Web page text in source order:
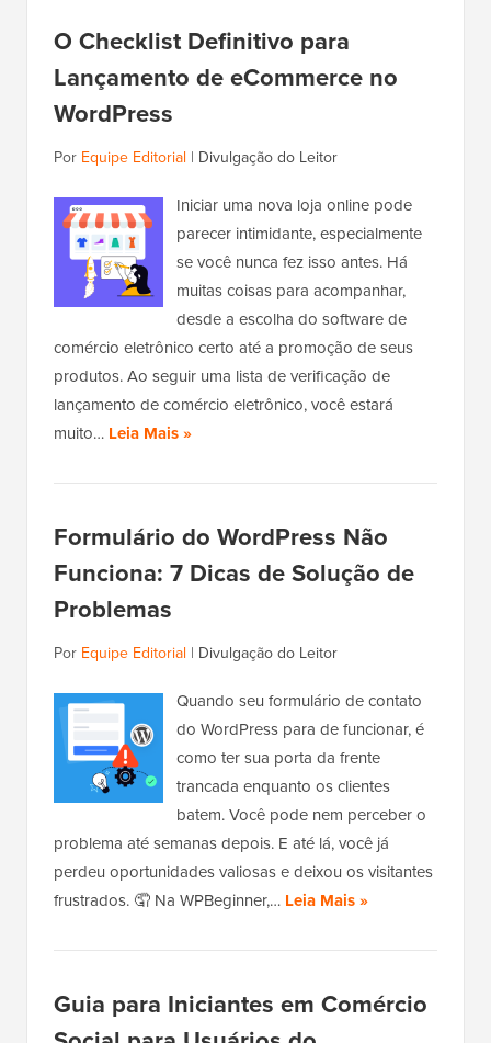
O Checklist Definitivo para
Lançamento de eCommerce no
WordPress
Por Equipe Editorial | Divulgação do Leitor
Iniciar uma nova loja online pode
parecer intimidante, especialmente
se você nunca fez isso antes. Há
muitas coisas para acompanhar,
desde a escolha do software de
comércio eletrônico certo até a promoção de seus
produtos. Ao seguir uma lista de verificação de
lançamento de comércio eletrônico, você estará
muito… Leia Mais »
Formulário do WordPress Não
Funciona: 7 Dicas de Solução de
Problemas
Por Equipe Editorial | Divulgação do Leitor
Quando seu formulário de contato
do WordPress para de funcionar, é
como ter sua porta da frente
trancada enquanto os clientes
batem. Você pode nem perceber o
problema até semanas depois. E até lá, você já
perdeu oportunidades valiosas e deixou os visitantes
frustrados. 🤦 Na WPBeginner,… Leia Mais »
Guia para Iniciantes em Comércio